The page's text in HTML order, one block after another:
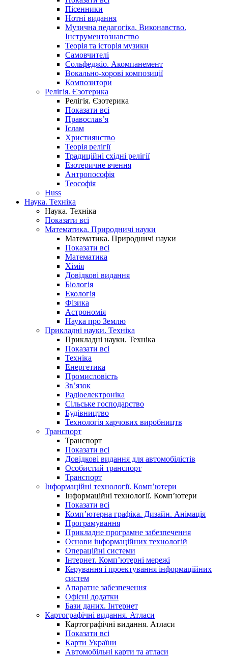
Пісенники
Нотні видання
Музична педагогіка. Виконавство.
Інструментознавство
Теорія та історія музики
Самовчителі
Сольфеджіо. Акомпанемент
Вокально-хорові композиції
Композитори
Релігія. Єзотерика
Релігія. Єзотерика
Показати всі
Православ’я
Іслам
Християнство
Теорія релігії
Традиційні східні релігії
Езотеричне вчення
Антропософія
Теософія
Huss
Наука. Техніка
Наука. Техніка
Показати всі
Математика. Природничі науки
Математика. Природничі науки
Показати всі
Математика
Хімія
Довідкові видання
Біологія
Екологія
Фізика
Астрономія
Наука про Землю
Прикладні науки. Техніка
Прикладні науки. Техніка
Показати всі
Техніка
Енергетика
Промисловість
Зв’язок
Радіоелектроніка
Сільське господарство
Будівництво
Технологія харчових виробництв
Транспорт
Транспорт
Показати всі
Довідкові видання для автомобілістів
Особистий транспорт
Транспорт
Інформаційні технології. Комп’ютери
Інформаційні технології. Комп’ютери
Показати всі
Комп’ютерна графіка. Дизайн. Анімація
Програмування
Прикладне програмне забезпечення
Основи інформаційних технологій
Операційні системи
Інтернет. Комп’ютерні мережі
Керування і проектування інформаційних
систем
Апаратне забезпечення
Офісні додатки
Бази даних. Інтернет
Картографічні видання. Атласи
Картографічні видання. Атласи
Показати всі
Карти України
Автомобільні карти та атласи